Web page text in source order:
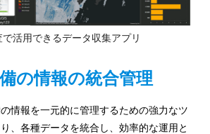
活用できるデータ収集アプリ
の情報の統合管理
情報を一元的に管理するための強力なツ
、各種データを統合し、効率的な運用と